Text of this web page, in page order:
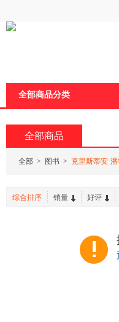
全部商品分类
全部商品
全部 > 图书 > 克里斯蒂安·
综合排序 销量 好评
页
加